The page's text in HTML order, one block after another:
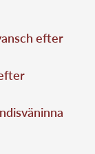
efter